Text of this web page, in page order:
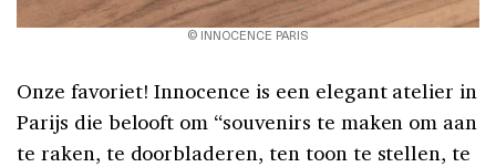
© INNOCENCE PARIS
Onze favoriet! Innocence is een elegant atelier in
Parijs die belooft om “souvenirs te maken om aan
te raken, te doorbladeren, ten toon te stellen, te